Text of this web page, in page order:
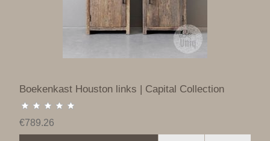
Boekenkast Houston links | Capital Collection
€789.26